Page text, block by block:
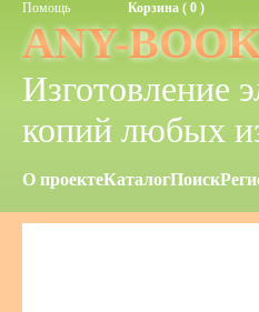
Помощь Корзина ( 0 )
ANY-
Изготовление
копий любых
О проектеКаталогПоиск